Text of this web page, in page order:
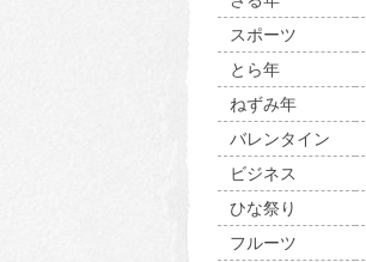
スポーツ
とら年
ねずみ年
バレンタイン
ビジネス
ひな祭り
フルーツ